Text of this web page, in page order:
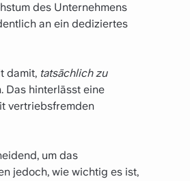
des Unternehmens
an ein dediziertes
damit, tatsächlich zu
Das hinterlässt eine
vertriebsfremden
um das
jedoch, wie wichtig es ist,